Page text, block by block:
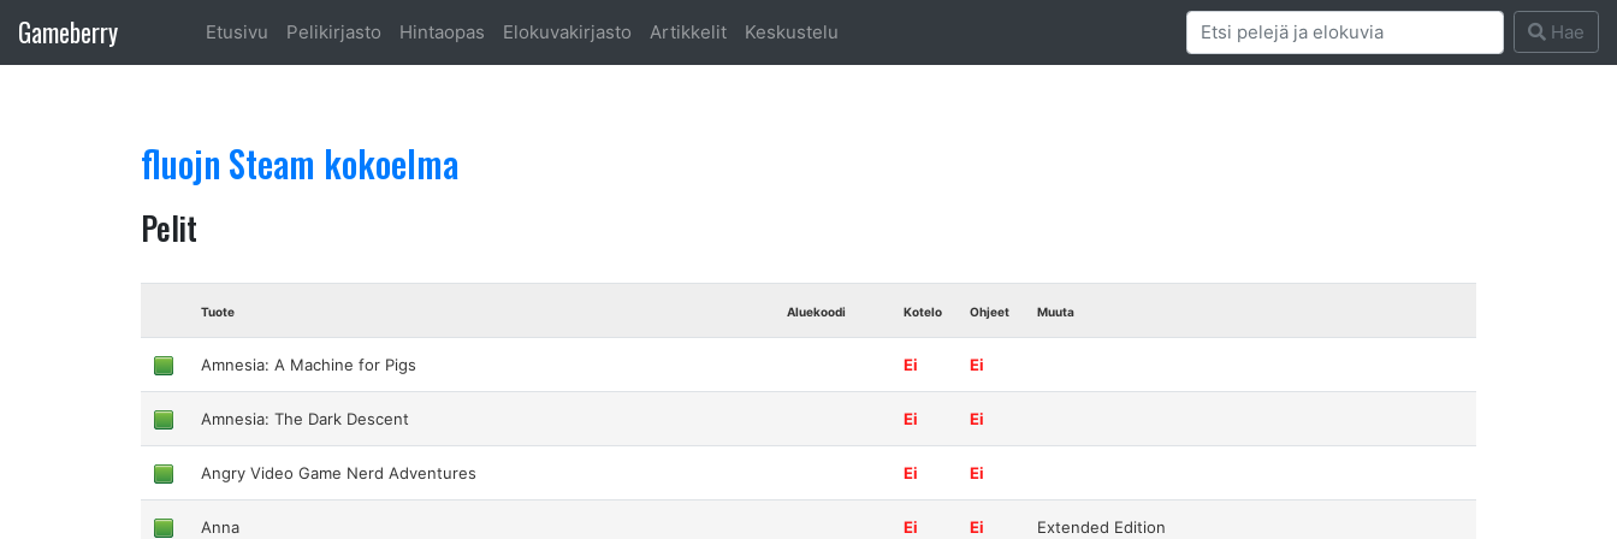
Gameberry Etusivu Pelikirjasto Hintaopas Elokuvakirjasto Artikkelit Keskustelu Hae
fluojn Steam kokoelma
Pelit
Tuote Aluekoodi Kotelo Ohjeet Muuta
Amnesia: A Machine for Pigs Ei Ei
Amnesia: The Dark Descent Ei Ei
Angry Video Game Nerd Adventures Ei Ei
Anna Ei Ei Extended Edition